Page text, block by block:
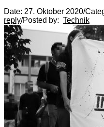
Date: 27. Oktober 2020/
reply/Posted by: Technik